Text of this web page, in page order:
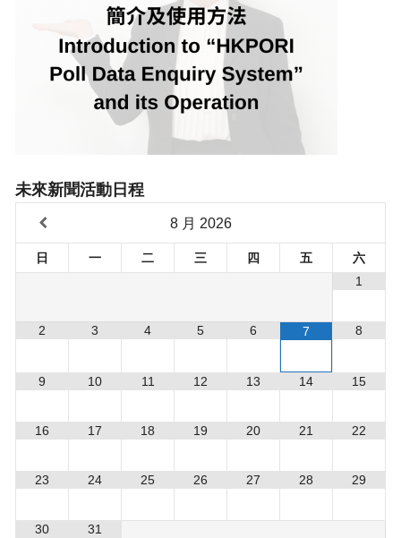
未來新聞活動日程
8 月 2026
日 一 二 三 四 五
六
1
2 3 4 5 6 7 8
9 10 11 12 13 14 15
16 17 18 19 20 21 22
23 24 25 26 27 28 29
30 31